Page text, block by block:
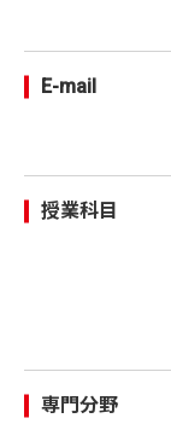
E-mail
授業科目
専門分野